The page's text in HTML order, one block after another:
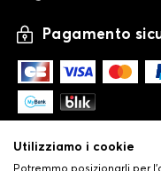
Pagamento
Utilizziamo i cookie